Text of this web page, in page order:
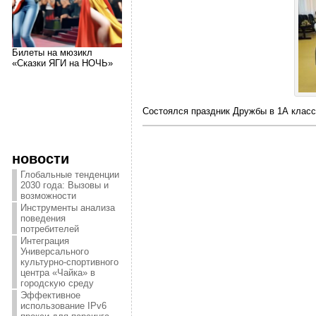
Билеты на мюзикл
«Сказки ЯГИ на НОЧЬ»
новости
Глобальные тенденции
2030 года: Вызовы и
возможности
Инструменты анализа
поведения
потребителей
Интеграция
Универсального
культурно-спортивного
центра «Чайка» в
городскую среду
Эффективное
использование IPv6
Состоялся праздник Дружбы в 1А